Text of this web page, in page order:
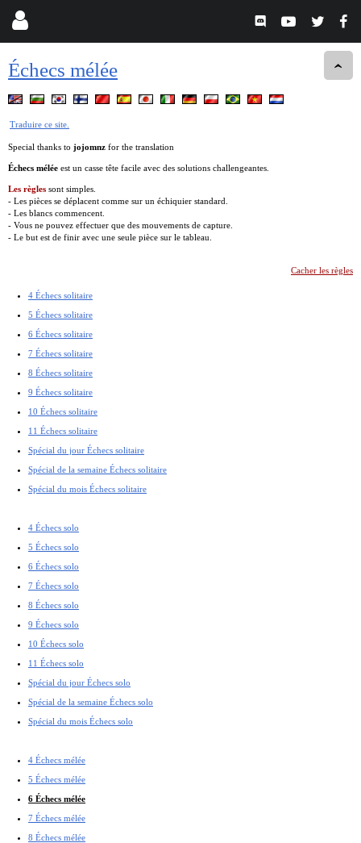
Échecs mélée
Traduire ce site.
Special thanks to jojomnz for the translation
Échecs mélée est un casse tête facile avec des solutions challengeantes.
Les règles sont simples.
- Les pièces se déplacent comme sur un échiquier standard.
- Les blancs commencent.
- Vous ne pouvez effectuer que des mouvements de capture.
- Le but est de finir avec une seule pièce sur le tableau.
Cacher les règles
4 Échecs solitaire
5 Échecs solitaire
6 Échecs solitaire
7 Échecs solitaire
8 Échecs solitaire
9 Échecs solitaire
10 Échecs solitaire
11 Échecs solitaire
Spécial du jour Échecs solitaire
Spécial de la semaine Échecs solitaire
Spécial du mois Échecs solitaire
4 Échecs solo
5 Échecs solo
6 Échecs solo
7 Échecs solo
8 Échecs solo
9 Échecs solo
10 Échecs solo
11 Échecs solo
Spécial du jour Échecs solo
Spécial de la semaine Échecs solo
Spécial du mois Échecs solo
4 Échecs mélée
5 Échecs mélée
6 Échecs mélée
7 Échecs mélée
8 Échecs mélée